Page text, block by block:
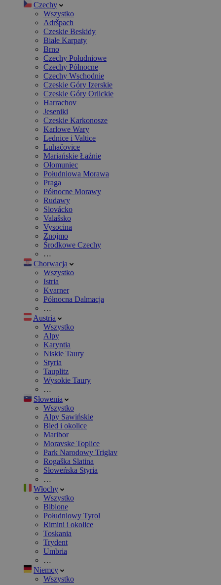
Czechy
Wszystko
Adršpach
Czeskie Beskidy
Białe Karpaty
Brno
Czechy Południowe
Czechy Północne
Czechy Wschodnie
Czeskie Góry Izerskie
Czeskie Góry Orlickie
Harrachov
Jeseniki
Czeskie Karkonosze
Karlowe Wary
Lednice i Valtice
Luhačovice
Mariańskie Łaźnie
Ołomuniec
Południowa Morawa
Praga
Północne Morawy
Rudawy
Slovácko
Valašsko
Vysocina
Znojmo
Środkowe Czechy
…
Chorwacja
Wszystko
Istria
Kvarner
Północna Dalmacja
…
Austria
Wszystko
Alpy
Karyntia
Niskie Taury
Styria
Tauplitz
Wysokie Taury
…
Słowenia
Wszystko
Alpy Sawińskie
Bled i okolice
Maribor
Moravske Toplice
Park Narodowy Triglav
Rogaška Slatina
Słoweńska Styria
…
Włochy
Wszystko
Bibione
Południowy Tyrol
Rimini i okolice
Toskania
Trydent
Umbria
…
Niemcy
Wszystko